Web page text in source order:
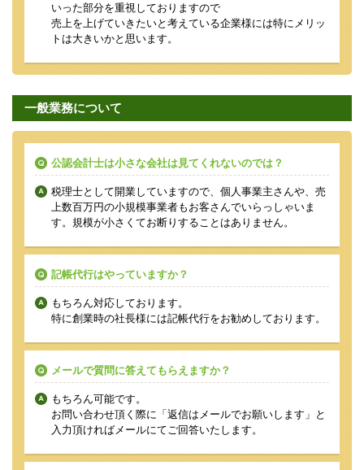
いった部分を重視しておりますので
売上を上げていきたいと考えている企業様には特にメリッ
トは大きいかと思います。
一般業務について
公認会計士は小さな会社は見てくれないのでは？
税理士として開業していますので、個人事業主さんや、売
上数百万円の小規模事業者もお客さんでいらっしゃいま
す。規模が小さくてお断りすることはありません。
記帳代行はやっていますか？
もちろん対応しております。
特に創業時の社長様には記帳代行をお勧めしております。
メールで質問に答えてもらえますか？
もちろん可能です。
お問い合わせ頂く際に「返信はメールでお願いします」と
入力頂ければメールにてご回答いたします。